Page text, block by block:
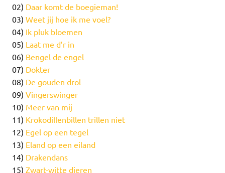
02) Daar komt de boegieman!
03) Weet jij hoe ik me voel?
04) Ik pluk bloemen
05) Laat me d’r in
06) Bengel de engel
07) Dokter
08) De gouden drol
09) Vingerswinger
10) Meer van mij
11) Krokodillenbillen trillen niet
12) Egel op een tegel
13) Eland op een eiland
14) Drakendans
15) Zwart-witte dieren